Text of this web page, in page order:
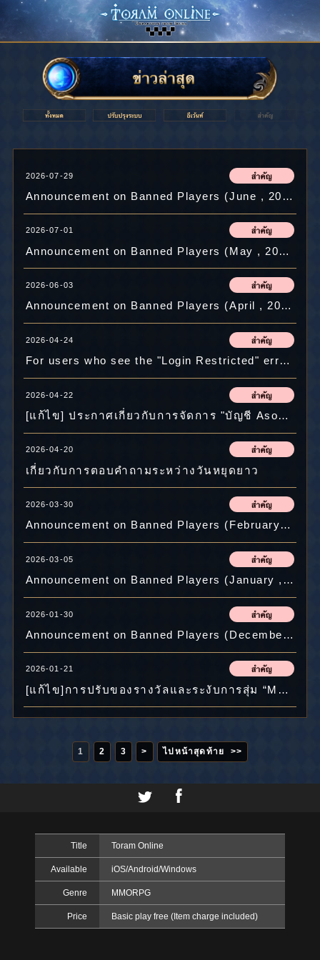
2026-07-29
Announcement on Banned Players (June , 2026)
2026-07-01
Announcement on Banned Players (May , 2026)
2026-06-03
Announcement on Banned Players (April , 2026)
2026-04-24
For users who see the "Login Restricted" error message and are unable to log in when trying to log in with their ASOBIMO Account after Tuesday, April 21:
2026-04-22
[แก้ไข] ประกาศเกี่ยวกับการจัดการ "บัญชี Asobimo" และคำแนะนำในการเปลี่ยนรหัสผ่าน
2026-04-20
เกี่ยวกับการตอบคำถามระหว่างวันหยุดยาว
2026-03-30
Announcement on Banned Players (February , 2026)
2026-03-05
Announcement on Banned Players (January , 2026)
2026-01-30
Announcement on Banned Players (December , 2025)
2026-01-21
[แก้ไข]การปรับของรางวัลและระงับการสุ่ม “MAX FREE CHEST x330” เป็นการชั่วคราว
1 2 3 > ไปหน้าสุดท้าย >>
Title Toram Online
Available iOS/Android/Windows
Genre MMORPG
Price Basic play free (Item charge included)